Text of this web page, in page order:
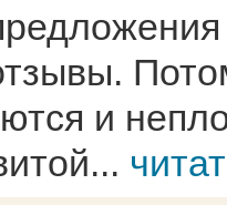
и